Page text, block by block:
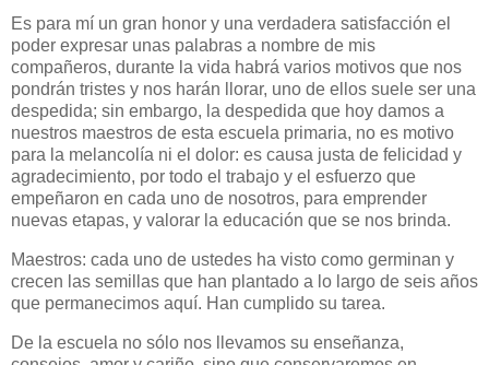
Es para mí un gran honor y una verdadera satisfacción el
poder expresar unas palabras a nombre de mis
compañeros, durante la vida habrá varios motivos que nos
pondrán tristes y nos harán llorar, uno de ellos suele ser una
despedida; sin embargo, la despedida que hoy damos a
nuestros maestros de esta escuela primaria, no es motivo
para la melancolía ni el dolor: es causa justa de felicidad y
agradecimiento, por todo el trabajo y el esfuerzo que
empeñaron en cada uno de nosotros, para emprender
nuevas etapas, y valorar la educación que se nos brinda.
Maestros: cada uno de ustedes ha visto como germinan y
crecen las semillas que han plantado a lo largo de seis años
que permanecimos aquí. Han cumplido su tarea.
De la escuela no sólo nos llevamos su enseñanza,